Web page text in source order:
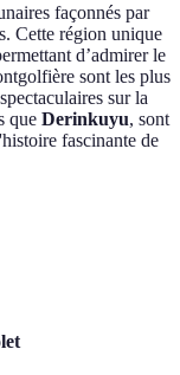
façonnés par
Cette région unique
d’admirer le
sont les plus
sur la
que Derinkuyu, sont
fascinante de